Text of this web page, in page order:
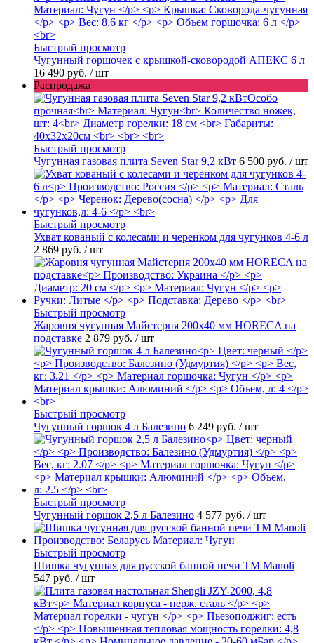
Быстрый просмотр
Чугунный горшочек с крышкой-сковородой АПЕКС 6 л
16 490 руб. / шт
Распродажа
Быстрый просмотр
Чугунная газовая плита Seven Star 9,2 кВт 6 500 руб. / шт
Быстрый просмотр
Ухват кованый с колесами и черенком для чугунков 4-6 л
2 869 руб. / шт
Быстрый просмотр
Жаровня чугунная Майстерня 200х40 мм HORECA на
подставке 2 879 руб. / шт
Быстрый просмотр
Чугунный горшок 4 л Балезино 6 249 руб. / шт
Быстрый просмотр
Чугунный горшок 2,5 л Балезино 4 577 руб. / шт
Быстрый просмотр
Шишка чугунная для русской банной печи ТМ Manoli
547 руб. / шт